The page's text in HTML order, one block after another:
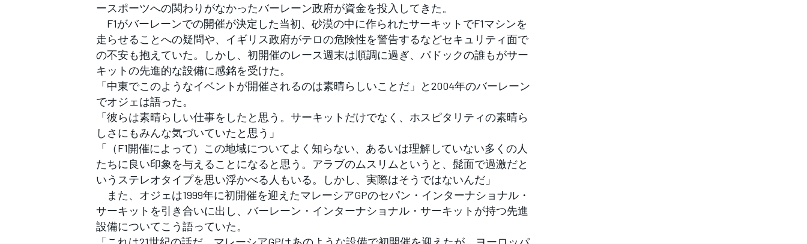
ースポーツへの関わりがなかったバーレーン政府が資金を投入してきた。
F1がバーレーンでの開催が決定した当初、砂漠の中に作られたサーキットでF1マシンを
走らせることへの疑問や、イギリス政府がテロの危険性を警告するなどセキュリティ面で
の不安も抱えていた。しかし、初開催のレース週末は順調に過ぎ、パドックの誰もがサー
キットの先進的な設備に感銘を受けた。
「中東でこのようなイベントが開催されるのは素晴らしいことだ」と2004年のバーレーン
でオジェは語った。
「彼らは素晴らしい仕事をしたと思う。サーキットだけでなく、ホスピタリティの素晴ら
しさにもみんな気づいていたと思う」
「（F1開催によって）この地域についてよく知らない、あるいは理解していない多くの人
たちに良い印象を与えることになると思う。アラブのムスリムというと、髭面で過激だと
いうステレオタイプを思い浮かべる人もいる。しかし、実際はそうではないんだ」
また、オジェは1999年に初開催を迎えたマレーシアGPのセパン・インターナショナル・
サーキットを引き合いに出し、バーレーン・インターナショナル・サーキットが持つ先進
設備についてこう語っていた。